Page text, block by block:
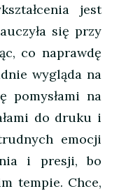
jest
się przy
co naprawdę
wygląda na
pomysłami na
do druku i
emocji
i presji, bo
tempie. Chce,